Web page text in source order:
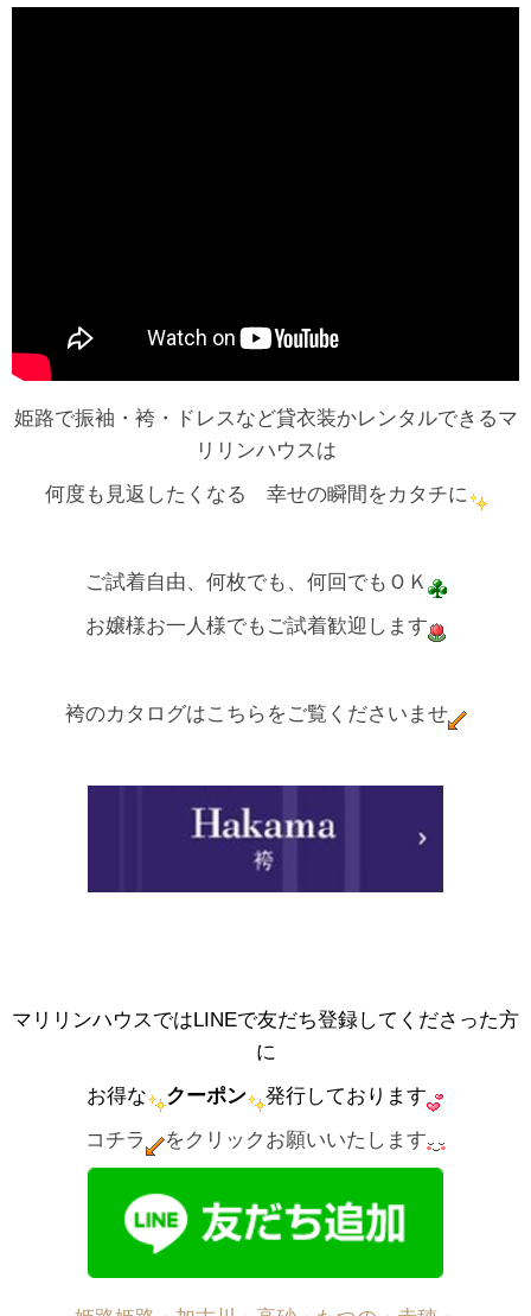
姫路で振袖・袴・ドレスなど貸衣装かレンタルできるマ
リリンハウスは
何度も見返したくなる 幸せの瞬間をカタチに
ご試着自由、何枚でも、何回でもＯＫ
お嬢様お一人様でもご試着歓迎します
袴のカタログはこちらをご覧くださいませ
マリリンハウスではLINEで友だち登録してくださった方
に
お得な
クーポン
発行しております
コチラ
をクリックお願いいたします